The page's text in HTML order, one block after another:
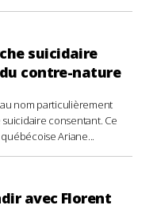
suicidaire
contre-nature
nom particulièrement
consentant. Ce
Ariane...
avec Florent